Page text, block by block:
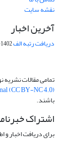
نقشه سایت
آخرین اخبار
دریافت رتبه الف1402-08-06
تمامی مقالات
(CC BY-NC 4.0)
باشند.
اشتراک
برای دریافت اخبار